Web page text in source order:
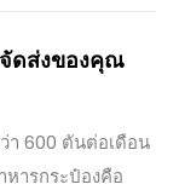
จัดส่งของคุณ
า 600 ตันต่อเดือน
ารกระป๋องคือ